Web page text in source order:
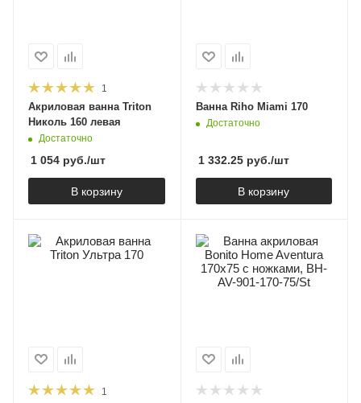
1
Акриловая ванна Triton
Николь 160 левая
Достаточно
1 054 руб./шт
В корзину
Ванна Riho Miami 170
Достаточно
1 332.25руб./шт
В корзину
1